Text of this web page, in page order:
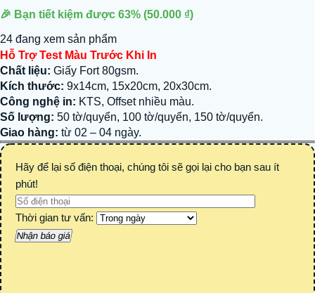
🎉 Bạn tiết kiệm được 63% (50.000 ₫)
24 đang xem sản phẩm
Hỗ Trợ Test Màu Trước Khi In
Chất liệu: Giấy Fort 80gsm.
Kích thước: 9x14cm, 15x20cm, 20x30cm.
Công nghệ in: KTS, Offset nhiều màu.
Số lượng: 50 tờ/quyển, 100 tờ/quyển, 150 tờ/quyển.
Giao hàng: từ 02 – 04 ngày.
Hãy để lại số điện thoại, chúng tôi sẽ gọi lại cho bạn sau ít
phút!
Thời gian tư vấn: